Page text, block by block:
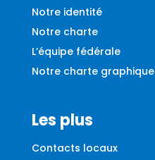
Notre identité
Notre charte
L’équipe fédérale
Notre charte graphique
Les plus
Contacts locaux